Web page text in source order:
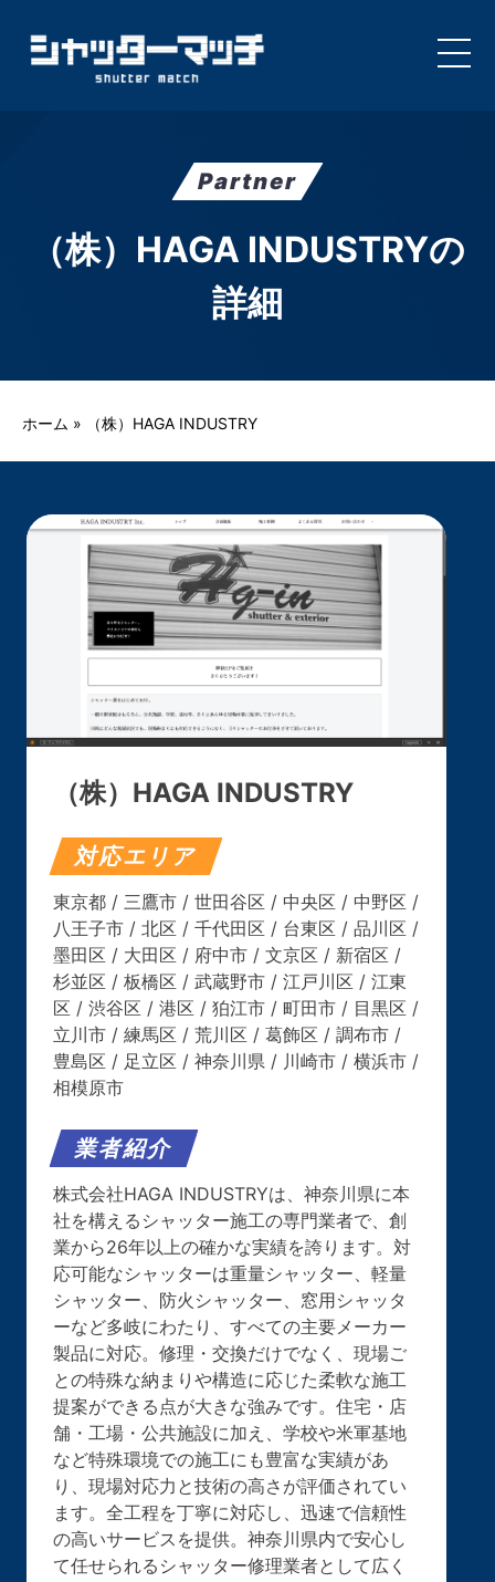
Partner
（株）HAGA INDUSTRYの
詳細
ホーム » （株）HAGA INDUSTRY
（株）HAGA INDUSTRY
対応エリア
東京都 / 三鷹市 / 世田谷区 / 中央区 / 中野区 /
八王子市 / 北区 / 千代田区 / 台東区 / 品川区 /
墨田区 / 大田区 / 府中市 / 文京区 / 新宿区 /
杉並区 / 板橋区 / 武蔵野市 / 江戸川区 / 江東
区 / 渋谷区 / 港区 / 狛江市 / 町田市 / 目黒区 /
立川市 / 練馬区 / 荒川区 / 葛飾区 / 調布市 /
豊島区 / 足立区 / 神奈川県 / 川崎市 / 横浜市 /
相模原市
業者紹介
株式会社HAGA INDUSTRYは、神奈川県に本
社を構えるシャッター施工の専門業者で、創
業から26年以上の確かな実績を誇ります。対
応可能なシャッターは重量シャッター、軽量
シャッター、防火シャッター、窓用シャッタ
ーなど多岐にわたり、すべての主要メーカー
製品に対応。修理・交換だけでなく、現場ご
との特殊な納まりや構造に応じた柔軟な施工
提案ができる点が大きな強みです。住宅・店
舗・工場・公共施設に加え、学校や米軍基地
など特殊環境での施工にも豊富な実績があ
り、現場対応力と技術の高さが評価されてい
ます。全工程を丁寧に対応し、迅速で信頼性
の高いサービスを提供。神奈川県内で安心し
て任せられるシャッター修理業者として広く